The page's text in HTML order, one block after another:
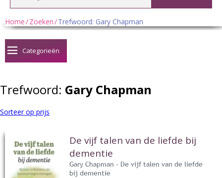
Winkelwagen:0
Home/Zoeken/Trefwoord: Gary Chapman
Categorieën
Trefwoord: Gary Chapman
Sorteer op prijs
De vijf talen van de liefde bij
dementie
Gary Chapman - De vijf talen van de liefde
bij dementie